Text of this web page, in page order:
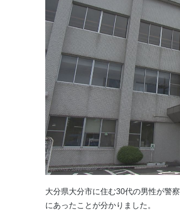
大分県大分市に住む30代の男性が警
にあったことが分かりました。